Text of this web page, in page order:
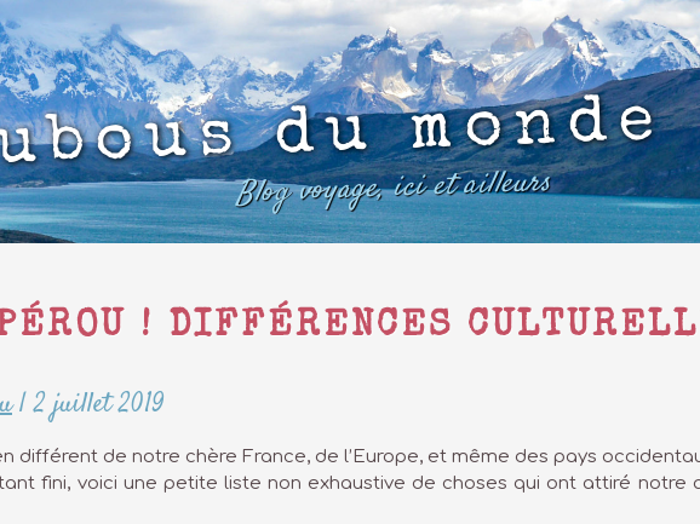
du monde
Blog voyage, ici et ailleurs
! DIFFÉRENCES
|2 juillet 2019
différent de notre chère France, de l’Europe, et même des pays
fini, voici une petite liste non exhaustive de choses qui ont attiré